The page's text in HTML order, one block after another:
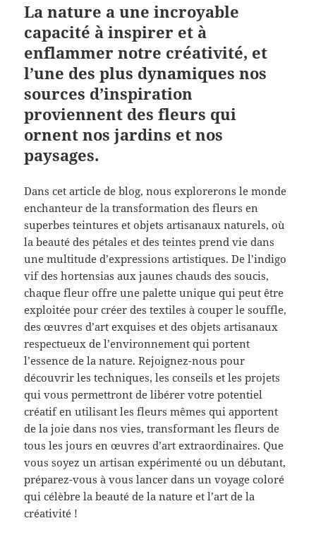
La nature a une incroyable
capacité à inspirer et à
enflammer notre créativité, et
l’une des plus dynamiques nos
sources d’inspiration
proviennent des fleurs qui
ornent nos jardins et nos
paysages.
Dans cet article de blog, nous explorerons le monde
enchanteur de la transformation des fleurs en
superbes teintures et objets artisanaux naturels, où
la beauté des pétales et des teintes prend vie dans
une multitude d’expressions artistiques. De l’indigo
vif des hortensias aux jaunes chauds des soucis,
chaque fleur offre une palette unique qui peut être
exploitée pour créer des textiles à couper le souffle,
des œuvres d’art exquises et des objets artisanaux
respectueux de l’environnement qui portent
l’essence de la nature. Rejoignez-nous pour
découvrir les techniques, les conseils et les projets
qui vous permettront de libérer votre potentiel
créatif en utilisant les fleurs mêmes qui apportent
de la joie dans nos vies, transformant les fleurs de
tous les jours en œuvres d’art extraordinaires. Que
vous soyez un artisan expérimenté ou un débutant,
préparez-vous à vous lancer dans un voyage coloré
qui célèbre la beauté de la nature et l’art de la
créativité !